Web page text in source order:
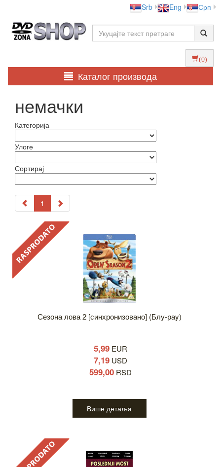
Srb Eng Срп
(0)
Каталог производа
немачки
Категорија
Улоге
Сортирај
1
Сезона лова 2 [синхронизовано] (Блу-раy)
5,99 EUR
7,19 USD
599,00 RSD
Више детаља